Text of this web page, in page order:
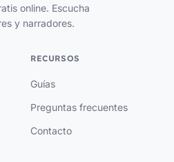
online. Escucha
y narradores.
RECURSOS
Guías
Preguntas frecuentes
Contacto